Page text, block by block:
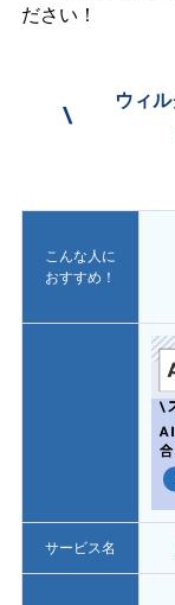
ださい！
\
ウィ
こんな人に
おすすめ！
サービス名